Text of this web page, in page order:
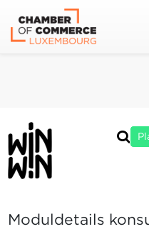
Moduldetails